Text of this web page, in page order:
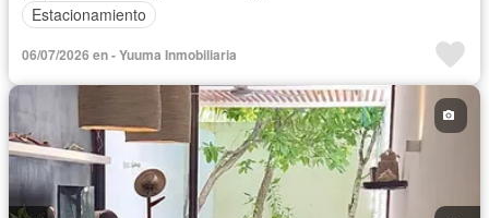
Estacionamiento
06/07/2026 en - Yuuma Inmobiliaria